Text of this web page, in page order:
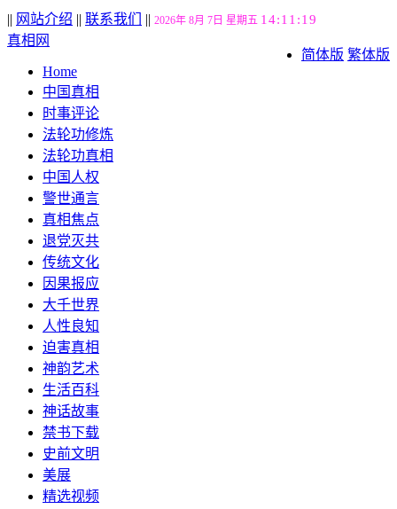
|| 网站介绍 || 联系我们 || 2026年 8月 7日 星期五 14:11:20
简体版 繁体版
真相网
Home
中国真相
时事评论
法轮功修炼
法轮功真相
中国人权
警世通言
真相焦点
退党灭共
传统文化
因果报应
大千世界
人性良知
迫害真相
神韵艺术
生活百科
神话故事
禁书下载
史前文明
美展
精选视频